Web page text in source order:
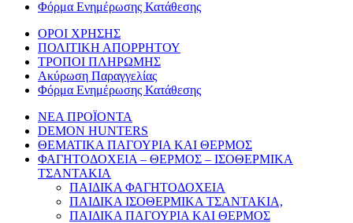
Φόρμα Ενημέρωσης Κατάθεσης
ΟΡΟΙ ΧΡΗΣΗΣ
ΠΟΛΙΤΙΚΗ ΑΠΟΡΡΗΤΟΥ
ΤΡΟΠΟΙ ΠΛΗΡΩΜΗΣ
Ακύρωση Παραγγελίας
Φόρμα Ενημέρωσης Κατάθεσης
ΝΕΑ ΠΡΟΪΟΝΤΑ
DEMON HUNTERS
ΘΕΜΑΤΙΚΑ ΠΑΓΟΥΡΙΑ ΚΑΙ ΘΕΡΜΟΣ
ΦΑΓΗΤΟΔΟΧΕΙΑ – ΘΕΡΜΟΣ – ΙΣΟΘΕΡΜΙΚΑ
ΤΣΑΝΤΑΚΙΑ
ΠΑΙΔΙΚΑ ΦΑΓΗΤΟΔΟΧΕΙΑ
ΠΑΙΔΙΚΑ ΙΣΟΘΕΡΜΙΚΑ ΤΣΑΝΤΑΚΙΑ,
ΠΑΙΔΙΚΑ ΠΑΓΟΥΡΙΑ ΚΑΙ ΘΕΡΜΟΣ